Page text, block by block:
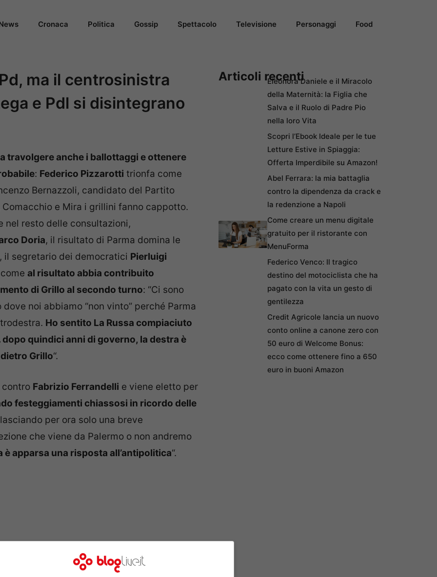
Cronaca Politica Gossip Spettacolo Televisione Personaggi Food
ma il centrosinistra
e Pdl si disintegrano
travolgere anche i ballottaggi e ottenere
: Federico Pizzarotti trionfa come
Bernazzoli, candidato del Partito
e Mira i grillini fanno cappotto.
nel resto delle consultazioni,
Doria, il risultato di Parma domina le
il segretario dei democratici Pierluigi
al risultato abbia contribuito
di Grillo al secondo turno: “Ci sono
noi abbiamo “non vinto” perché Parma
Ho sentito La Russa compiaciuto
quindici anni di governo, la destra è
Grillo“.
contro Fabrizio Ferrandelli e viene eletto per
festeggiamenti chiassosi in ricordo delle
per ora solo una breve
che viene da Palermo o non andremo
è apparsa una risposta all’antipolitica“.
Articoli recentiEleonora Daniele e il Miracolo
della Maternità: la Figlia che
Salva e il Ruolo di Padre Pio
nella loro Vita
Scopri l’Ebook Ideale per le tue
Letture Estive in Spiaggia:
Offerta Imperdibile su Amazon!
Abel Ferrara: la mia battaglia
contro la dipendenza da crack e
la redenzione a Napoli
Come creare un menu digitale
gratuito per il ristorante con
MenuForma
Federico Venco: Il tragico
destino del motociclista che ha
pagato con la vita un gesto di
gentilezza
Credit Agricole lancia un nuovo
conto online a canone zero con
50 euro di Welcome Bonus:
ecco come ottenere fino a 650
euro in buoni Amazon